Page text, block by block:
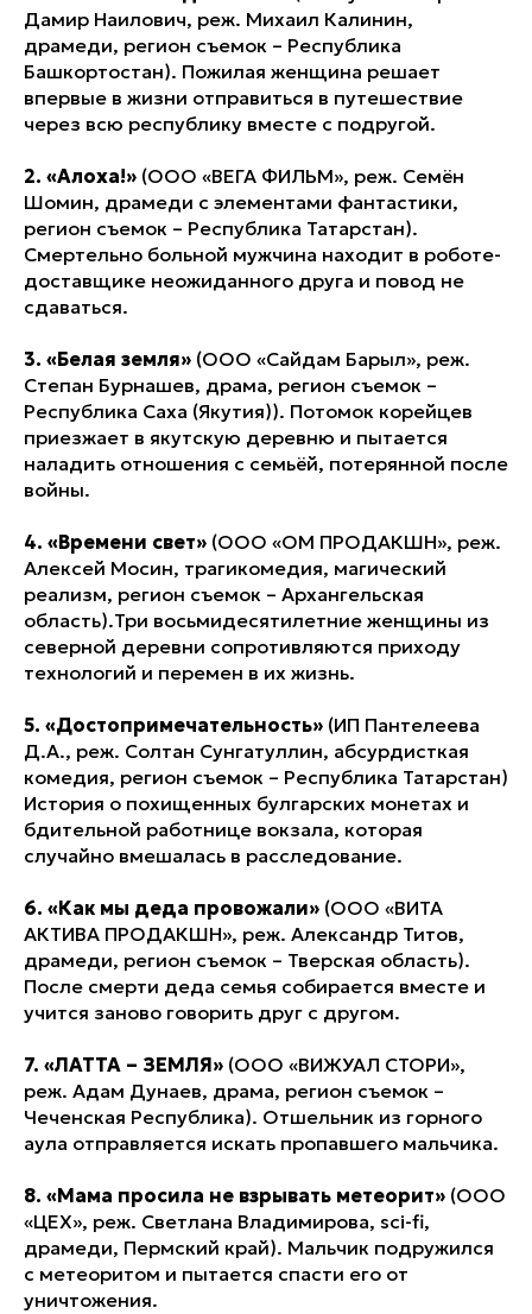
Дамир Наилович, реж. Михаил Калинин,
драмеди, регион съемок – Республика
Башкортостан). Пожилая женщина решает
впервые в жизни отправиться в путешествие
через всю республику вместе с подругой.
2. «Алоха!» (ООО «ВЕГА ФИЛЬМ», реж. Семён
Шомин, драмеди с элементами фантастики,
регион съемок – Республика Татарстан).
Смертельно больной мужчина находит в роботе-
доставщике неожиданного друга и повод не
сдаваться.
3. «Белая земля» (ООО «Сайдам Барыл», реж.
Степан Бурнашев, драма, регион съемок –
Республика Саха (Якутия)). Потомок корейцев
приезжает в якутскую деревню и пытается
наладить отношения с семьёй, потерянной после
войны.
4. «Времени свет» (ООО «ОМ ПРОДАКШН», реж.
Алексей Мосин, трагикомедия, магический
реализм, регион съемок – Архангельская
область).Три восьмидесятилетние женщины из
северной деревни сопротивляются приходу
технологий и перемен в их жизнь.
5. «Достопримечательность» (ИП Пантелеева
Д.А., реж. Солтан Сунгатуллин, абсурдисткая
комедия, регион съемок – Республика Татарстан)
История о похищенных булгарских монетах и
бдительной работнице вокзала, которая
случайно вмешалась в расследование.
6. «Как мы деда провожали» (ООО «ВИТА
АКТИВА ПРОДАКШН», реж. Александр Титов,
драмеди, регион съемок – Тверская область).
После смерти деда семья собирается вместе и
учится заново говорить друг с другом.
7. «ЛАТТА – ЗЕМЛЯ» (ООО «ВИЖУАЛ СТОРИ»,
реж. Адам Дунаев, драма, регион съемок –
Чеченская Республика). Отшельник из горного
аула отправляется искать пропавшего мальчика.
8. «Мама просила не взрывать метеорит» (ООО
«ЦЕХ», реж. Светлана Владимирова, sci-fi,
драмеди, Пермский край). Мальчик подружился
с метеоритом и пытается спасти его от
уничтожения.